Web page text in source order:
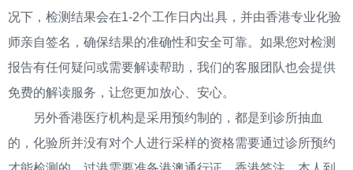
况下，检测结果会在1-2个工作日内出具，并由香港专业化验
师亲自签名，确保结果的准确性和安全可靠。如果您对检测
报告有任何疑问或需要解读帮助，我们的客服团队也会提供
免费的解读服务，让您更加放心、安心。
另外香港医疗机构是采用预约制的，都是到诊所抽血
的，化验所并没有对个人进行采样的资格需要通过诊所预约